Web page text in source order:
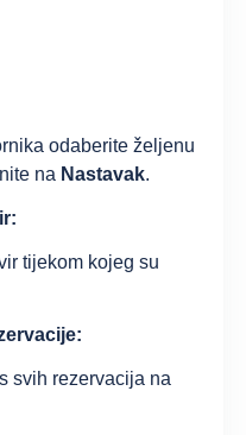
odaberite željenu
na Nastavak.
tijekom kojeg su
svih rezervacija na